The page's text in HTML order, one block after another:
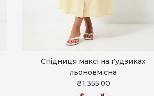
Спідниця максі на ґудзиках
льоновмісна
₴1,355.00